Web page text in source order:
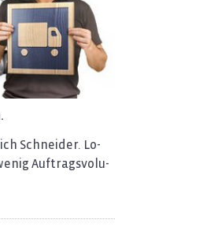
Schnei­der. Lo­
Auf­trags­vo­lu­